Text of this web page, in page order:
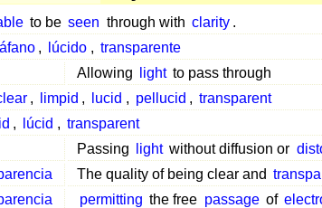
to be seen through with clarity .
, lúcido , transparente
Allowing light to pass through
, limpid , lucid , pellucid , transparent
, lúcid , transparent
Passing light without diffusion or
The quality of being clear and
permitting the free passage of